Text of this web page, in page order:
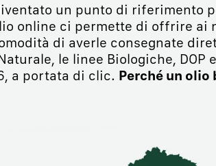
un punto di riferimento
online ci permette di offrire ai
di averle consegnate
le linee Biologiche,
a portata di clic. Perché un olio